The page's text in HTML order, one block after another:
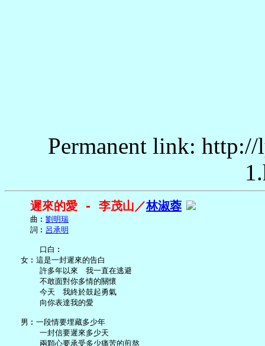
Permanent link:
遲來的愛 - 李茂山／林淑蓉
     曲︰
劉明瑞
     詞︰
呂承明
       口白︰
   女︰這是一封遲來的告白
       許多年以來　我一直在逃避
       不敢面對你多情的關懷
       今天　我終於鼓起勇氣
       向你表達我的愛
   男︰一段情要埋藏多少年
       一封信要遲來多少天
       兩顆心要承受多少痛苦的煎熬